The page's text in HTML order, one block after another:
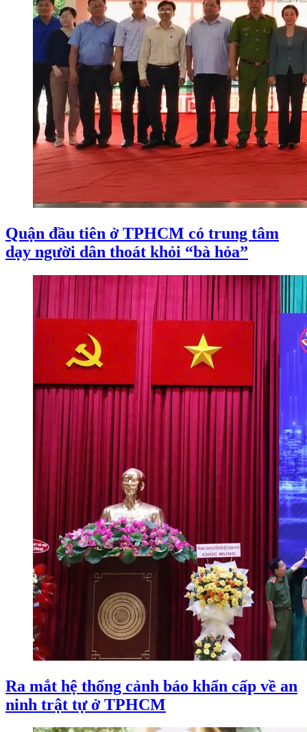
Quận đầu tiên ở TPHCM có trung tâm
dạy người dân thoát khỏi “bà hỏa”
Ra mắt hệ thống cảnh báo khẩn cấp về an
ninh trật tự ở TPHCM